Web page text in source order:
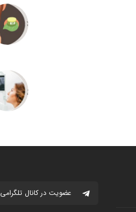
عضویت در کانال تلگرامی